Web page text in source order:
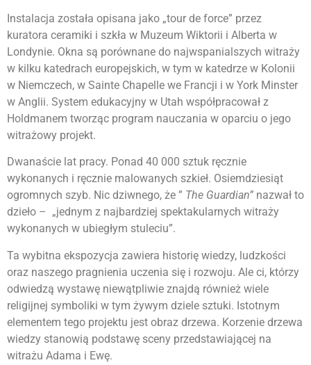
Instalacja została opisana jako „tour de force” przez
kuratora ceramiki i szkła w Muzeum Wiktorii i Alberta w
Londynie. Okna są porównane do najwspanialszych witraży
w kilku katedrach europejskich, w tym w katedrze w Kolonii
w Niemczech, w Sainte Chapelle we Francji i w York Minster
w Anglii. System edukacyjny w Utah współpracował z
Holdmanem tworząc program nauczania w oparciu o jego
witrażowy projekt.
Dwanaście lat pracy. Ponad 40 000 sztuk ręcznie
wykonanych i ręcznie malowanych szkieł. Osiemdziesiąt
ogromnych szyb. Nic dziwnego, że ” The Guardian” nazwał to
dzieło – „jednym z najbardziej spektakularnych witraży
wykonanych w ubiegłym stuleciu”.
Ta wybitna ekspozycja zawiera historię wiedzy, ludzkości
oraz naszego pragnienia uczenia się i rozwoju. Ale ci, którzy
odwiedzą wystawę niewątpliwie znajdą również wiele
religijnej symboliki w tym żywym dziele sztuki. Istotnym
elementem tego projektu jest obraz drzewa. Korzenie drzewa
wiedzy stanowią podstawę sceny przedstawiającej na
witrażu Adama i Ewę.